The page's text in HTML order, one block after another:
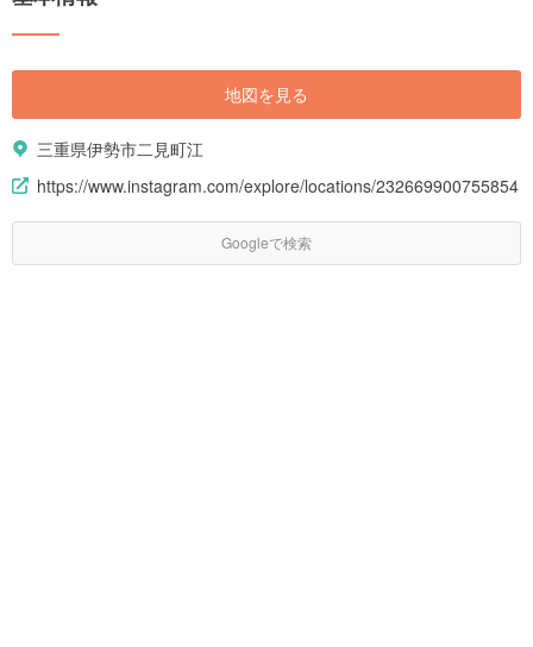
地図を見る
三重県伊勢市二見町江
https://www.instagram.com/explore/locations/232669900755854
Googleで検索